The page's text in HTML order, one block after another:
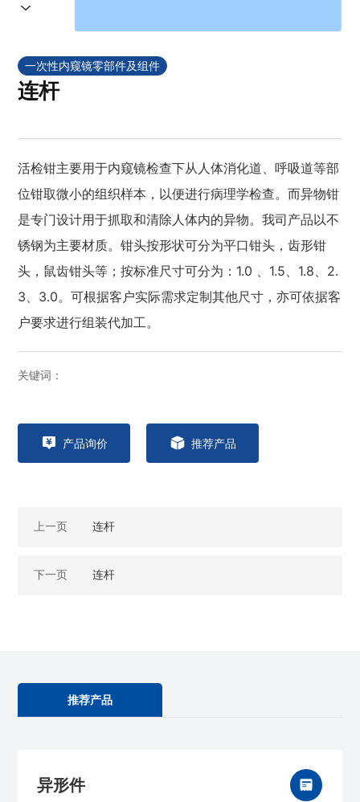
一次性内窥镜零部件及组件
连杆
活检钳主要用于内窥镜检查下从人体消化道、呼吸道等部
位钳取微小的组织样本，以便进行病理学检查。而异物钳
是专门设计用于抓取和清除人体内的异物。我司产品以不
锈钢为主要材质。钳头按形状可分为平口钳头，齿形钳
头，鼠齿钳头等；按标准尺寸可分为：1.0 、1.5、1.8、2.
3、3.0。可根据客户实际需求定制其他尺寸，亦可依据客
户要求进行组装代加工。
关键词：
产品询价 推荐产品
上一页 连杆
下一页 连杆
推荐产品
异形件